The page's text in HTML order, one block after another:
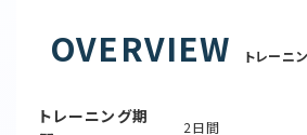
OVERVIEW トレーニ
トレーニング期
2日間